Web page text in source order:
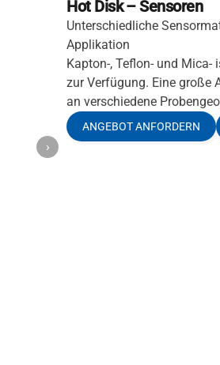
›
Hot Disk – Sensoren
Unterschiedliche
Applikation
Kapton-, Teflon- und Mica-
zur Verfügung. Eine große
an verschiedene
ANGEBOT ANFORDERN